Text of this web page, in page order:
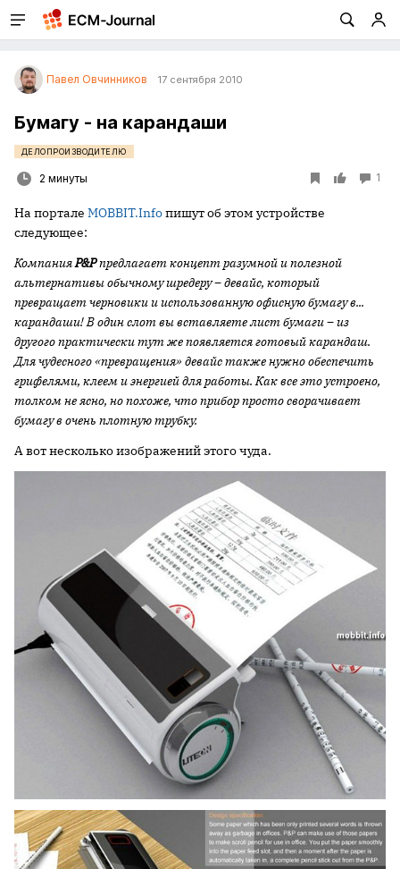
Павел Овчинников 17 сентября 2010
Бумагу - на карандаши
ДЕЛОПРОИЗВОДИТЕЛЮ
2 минуты 1
На портале MOBBIT.Infoпишут об этом устройстве
следующее:
КомпанияP&Pпредлагает концепт разумной и полезной
альтернативы обычномушредеру– девайс, который
превращает черновики и использованнуюофисную бумагув...
карандаши! В один слот вы вставляете лист бумаги – из
другого практически тут же появляется готовый карандаш.
Для чудесного «превращения» девайс также нужно обеспечить
грифелями, клеем и энергией для работы. Как все это устроено,
толком не ясно, но похоже, что прибор просто сворачивает
бумагув очень плотную трубку.
А вот несколько изображений этого чуда.